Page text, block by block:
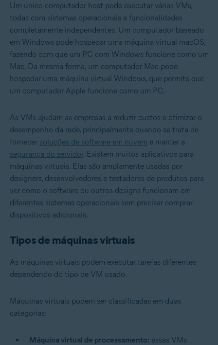
Um único computador host pode executar várias VMs,
todas com sistemas operacionais e funcionalidades
completamente independentes. Um computador baseado
em Windows pode hospedar uma máquina virtual macOS,
fazendo com que um PC com Windows funcione como um
Mac. Da mesma forma, um computador Mac pode
hospedar uma máquina virtual Windows, que permite que
um computador Apple funcione como um PC.
As VMs ajudam as empresas a reduzir custos e otimizar o
desempenho da rede, principalmente quando se trata de
fornecer soluções de software em nuvem e manter a
segurança do servidor. Existem muitos aplicativos para
máquinas virtuais. Elas são amplamente usadas por
designers, desenvolvedores e testadores de produtos para
ver como o software ou outros designs funcionam em
diferentes sistemas operacionais sem precisar comprar
dispositivos adicionais.
Tipos de máquinas virtuais
As máquinas virtuais podem executar tarefas diferentes
dependendo do tipo de VM usado.
Máquinas virtuais podem ser classificadas em duas
categorias:
Máquina virtual de processamento: essas VMs